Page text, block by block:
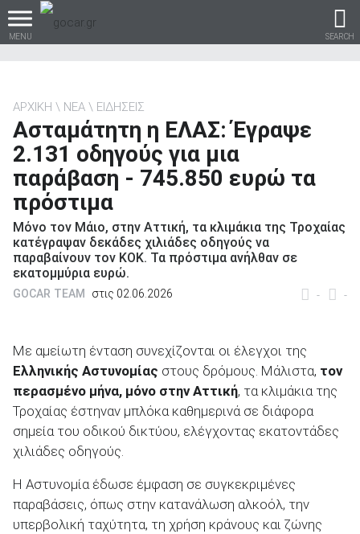
MENU SEARCH
Βρες τα πάντα για το
αυτοκίνητο!
βρες το!
ΑΝΑΖΗΤΗΣΗ
Μεταχειρισμένα
ΑΡΧΙΚΗ ΝΕΑ ΕΙΔΗΣΕΙΣ
Ασταμάτητη η ΕΛΑΣ: Έγραψε
2.131 οδηγούς για μια
παράβαση - 745.850 ευρώ τα
πρόστιμα
Μόνο τον Μάιο, στην Αττική, τα κλιμάκια της Τροχαίας
κατέγραψαν δεκάδες χιλιάδες οδηγούς να
παραβαίνουν τον ΚΟΚ. Τα πρόστιμα ανήλθαν σε
εκατομμύρια ευρώ.
- -
GOCAR TEAM στις 02.06.2026
Με αμείωτη ένταση συνεχίζονται οι έλεγχοι της
Ελληνικής Αστυνομίας στους δρόμους. Μάλιστα, τον
περασμένο μήνα, μόνο στην Αττική, τα κλιμάκια της
Τροχαίας έστηναν μπλόκα καθημερινά σε διάφορα
σημεία του οδικού δικτύου, ελέγχοντας εκατοντάδες
χιλιάδες οδηγούς.
Η Αστυνομία έδωσε έμφαση σε συγκεκριμένες
παραβάσεις, όπως στην κατανάλωση αλκοόλ, την
υπερβολική ταχύτητα, τη χρήση κράνους και ζώνης